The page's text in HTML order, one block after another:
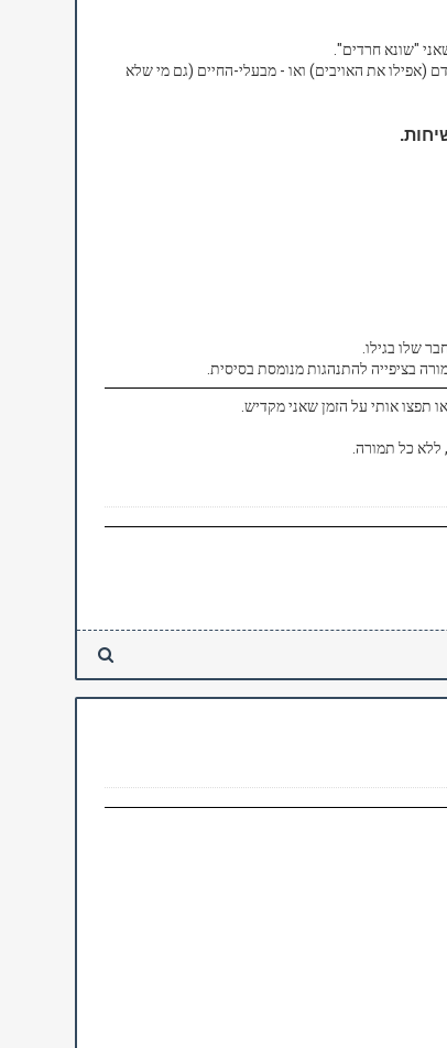
"שונא חרדים".
(אפילו את האויבים) ואו - מבעלי-החיים (גם מי שלא
שלו בגילו.
בציפייה להתנהגות מנומסת בסיסית.
תפצו אותי על הזמן שאני מקדיש.
ללא כל תמורה.